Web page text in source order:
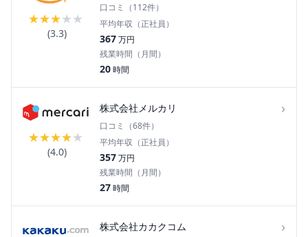
★★★★★
(3.3)
口コミ（112件）
平均年収（正社員）
367万円
残業時間（月間）
20時間
★★★★★
(4.0)
株式会社メルカリ ›
口コミ（68件）
平均年収（正社員）
357万円
残業時間（月間）
27時間
株式会社カカクコム ›